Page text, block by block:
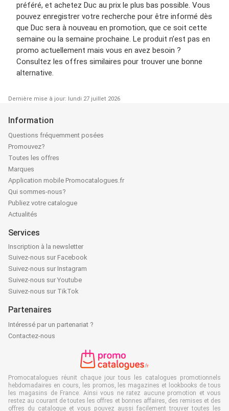
préféré, et achetez Duc au prix le plus bas possible. Vous
pouvez enregistrer votre recherche pour être informé dès
que Duc sera à nouveau en promotion, que ce soit cette
semaine ou la semaine prochaine. Le produit n’est pas en
promo actuellement mais vous en avez besoin ?
Consultez les offres similaires pour trouver une bonne
alternative.
Dernière mise à jour: lundi 27 juillet 2026
Information
Questions fréquemment posées
Promouvez?
Toutes les offres
Marques
Application mobile Promocatalogues.fr
Qui sommes-nous?
Publiez votre catalogue
Actualités
Services
Inscription à la newsletter
Suivez-nous sur Facebook
Suivez-nous sur Instagram
Suivez-nous sur Youtube
Suivez-nous sur TikTok
Partenaires
Intéressé par un partenariat ?
Contactez-nous
Promocatalogues réunit chaque jour tous les catalogues promotionnels
hebdomadaires en cours, les promos, les magazines et lookbooks de tous
les magasins de France. Ainsi vous ne ratez aucune promotion et vous
restez au courant de toutes les offres et bonnes affaires, des remises et des
offres du catalogue et vous pouvez aussi facilement trouver toutes les